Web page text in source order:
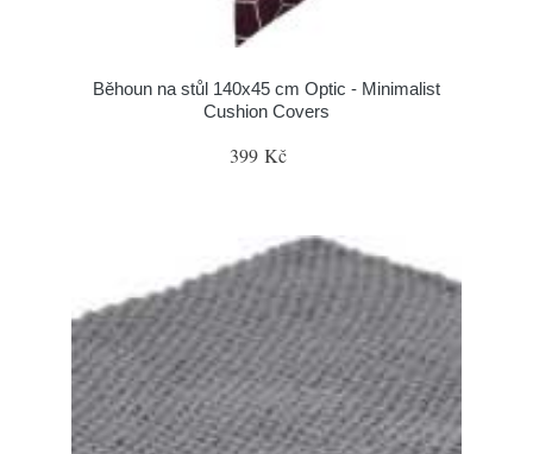
Běhoun na stůl 140x45 cm Optic - Minimalist
Cushion Covers
399 Kč